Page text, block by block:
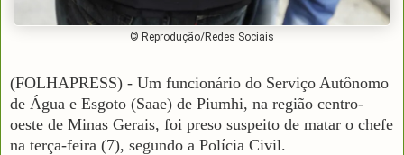
© Reprodução/Redes Sociais
(FOLHAPRESS) - Um funcionário do Serviço Autônomo
de Água e Esgoto (Saae) de Piumhi, na região centro-
oeste de Minas Gerais, foi preso suspeito de matar o chefe
na terça-feira (7), segundo a Polícia Civil.